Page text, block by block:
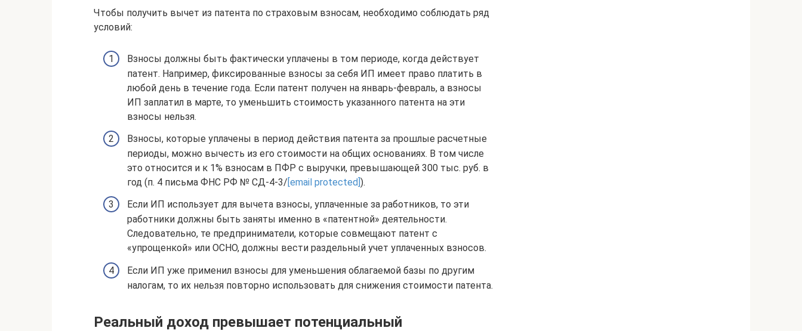
Чтобы получить вычет из патента по страховым взносам, необходимо соблюдать ряд
условий:
Взносы должны быть фактически уплачены в том периоде, когда действует
патент. Например, фиксированные взносы за себя ИП имеет право платить в
любой день в течение года. Если патент получен на январь-февраль, а взносы
ИП заплатил в марте, то уменьшить стоимость указанного патента на эти
взносы нельзя.
Взносы, которые уплачены в период действия патента за прошлые расчетные
периоды, можно вычесть из его стоимости на общих основаниях. В том числе
это относится и к 1% взносам в ПФР с выручки, превышающей 300 тыс. руб. в
год (п. 4 письма ФНС РФ № СД-4-3/ [email protected] ).
Если ИП использует для вычета взносы, уплаченные за работников, то эти
работники должны быть заняты именно в «патентной» деятельности.
Следовательно, те предприниматели, которые совмещают патент с
«упрощенкой» или ОСНО, должны вести раздельный учет уплаченных взносов.
Если ИП уже применил взносы для уменьшения облагаемой базы по другим
налогам, то их нельзя повторно использовать для снижения стоимости патента.
Реальный доход превышает потенциальный